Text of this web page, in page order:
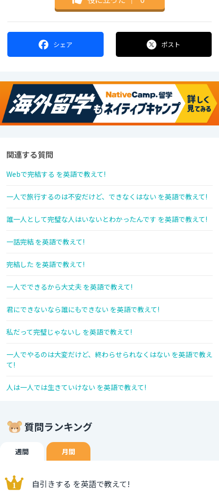
シェア ポスト
関連する質問
Webで完結する を英語で教えて!
一人で旅行するのは不安だけど、できなくはない を英語で教えて!
誰一人として完璧な人はいないとわかったんです を英語で教えて!
一話完結 を英語で教えて!
完結した を英語で教えて!
一人でできるから大丈夫 を英語で教えて!
君にできないなら誰にもできない を英語で教えて!
私だって完璧じゃないし を英語で教えて!
一人でやるのは大変だけど、終わらせられなくはない を英語で教え
て!
人は一人では生きていけない を英語で教えて!
質問ランキング
週間 月間
自引きする を英語で教えて!